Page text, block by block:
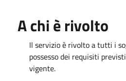
A chi è rivolto
Il servizio è rivolto a tutti i
possesso dei requisiti
vigente.